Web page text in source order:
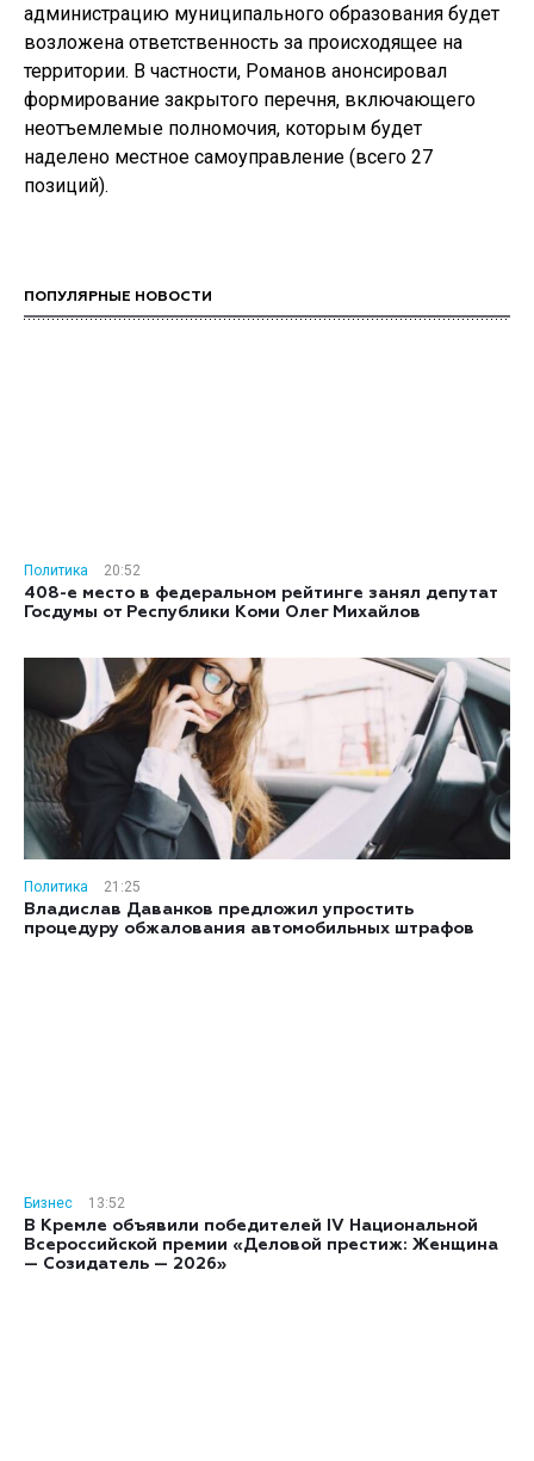
администрацию муниципального образования будет
возложена ответственность за происходящее на
территории. В частности, Романов анонсировал
формирование закрытого перечня, включающего
неотъемлемые полномочия, которым будет
наделено местное самоуправление (всего 27
позиций).
ПОПУЛЯРНЫЕ НОВОСТИ
Политика
20:52
408-е место в федеральном рейтинге занял депутат
Госдумы от Республики Коми Олег Михайлов
Политика
21:25
Владислав Даванков предложил упростить
процедуру обжалования автомобильных штрафов
Бизнес
13:52
В Кремле объявили победителей IV Национальной
Всероссийской премии «Деловой престиж: Женщина
— Созидатель — 2026»